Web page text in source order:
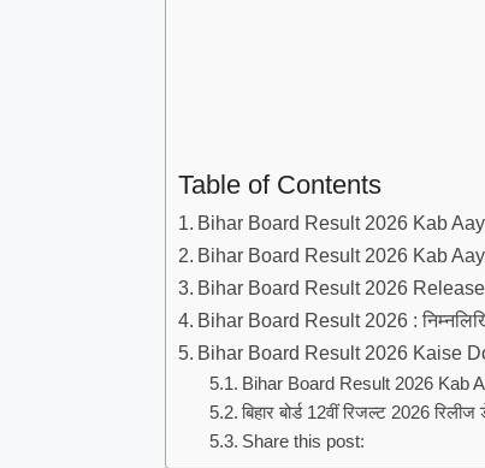
Table of Contents
Bihar Board Result 2026 Kab
Bihar Board Result 2026 Kab
Bihar Board Result 2026
Bihar Board Result 2026 :
Bihar Board Result 2026 Kaise
Bihar Board Result 2026 Kab
बिहार बोर्ड 12वीं रिजल्ट 2026
Share this post: